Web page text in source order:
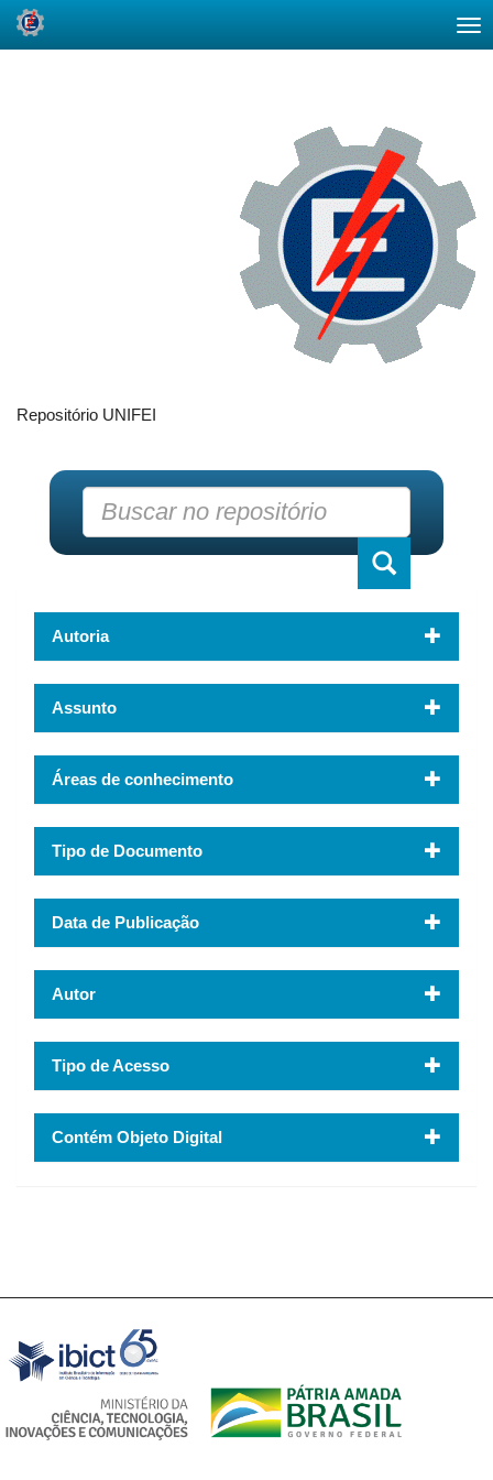
Repositório UNIFEI
Autoria
Assunto
Áreas de conhecimento
Tipo de Documento
Data de Publicação
Autor
Tipo de Acesso
Contém Objeto Digital